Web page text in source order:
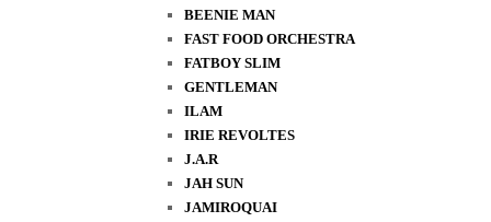
BEENIE MAN
FAST FOOD ORCHESTRA
FATBOY SLIM
GENTLEMAN
ILAM
IRIE REVOLTES
J.A.R
JAH SUN
JAMIROQUAI